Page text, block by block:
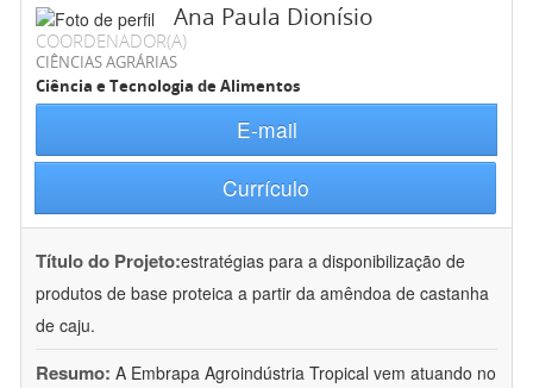
Ana Paula Dionísio
COORDENADOR(A)
CIÊNCIAS AGRÁRIAS
Ciência e Tecnologia de Alimentos
E-mail
Currículo
Título do Projeto:estratégias para a disponibilização de
produtos de base proteica a partir da amêndoa de castanha
de caju.
Resumo: A Embrapa Agroindústria Tropical vem atuando no